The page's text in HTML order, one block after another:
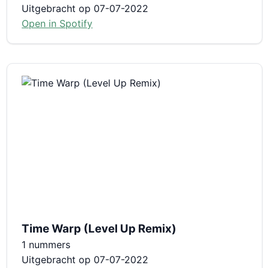
Uitgebracht op 07-07-2022
Open in Spotify
Time Warp (Level Up Remix)
1 nummers
Uitgebracht op 07-07-2022